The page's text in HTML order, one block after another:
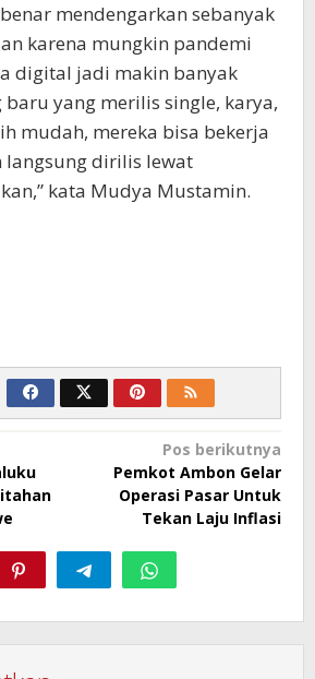
mendengarkan sebanyak
karena mungkin pandemi
digital jadi makin banyak
yang merilis single, karya,
mudah, mereka bisa bekerja
dirilis lewat
kata Mudya Mustamin.
Pos berikutnya
Pemkot Ambon Gelar
Operasi Pasar Untuk
Tekan Laju Inflasi